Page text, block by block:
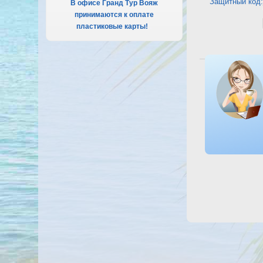
В офисе Гранд Тур Вояж
принимаются к оплате
пластиковые карты!